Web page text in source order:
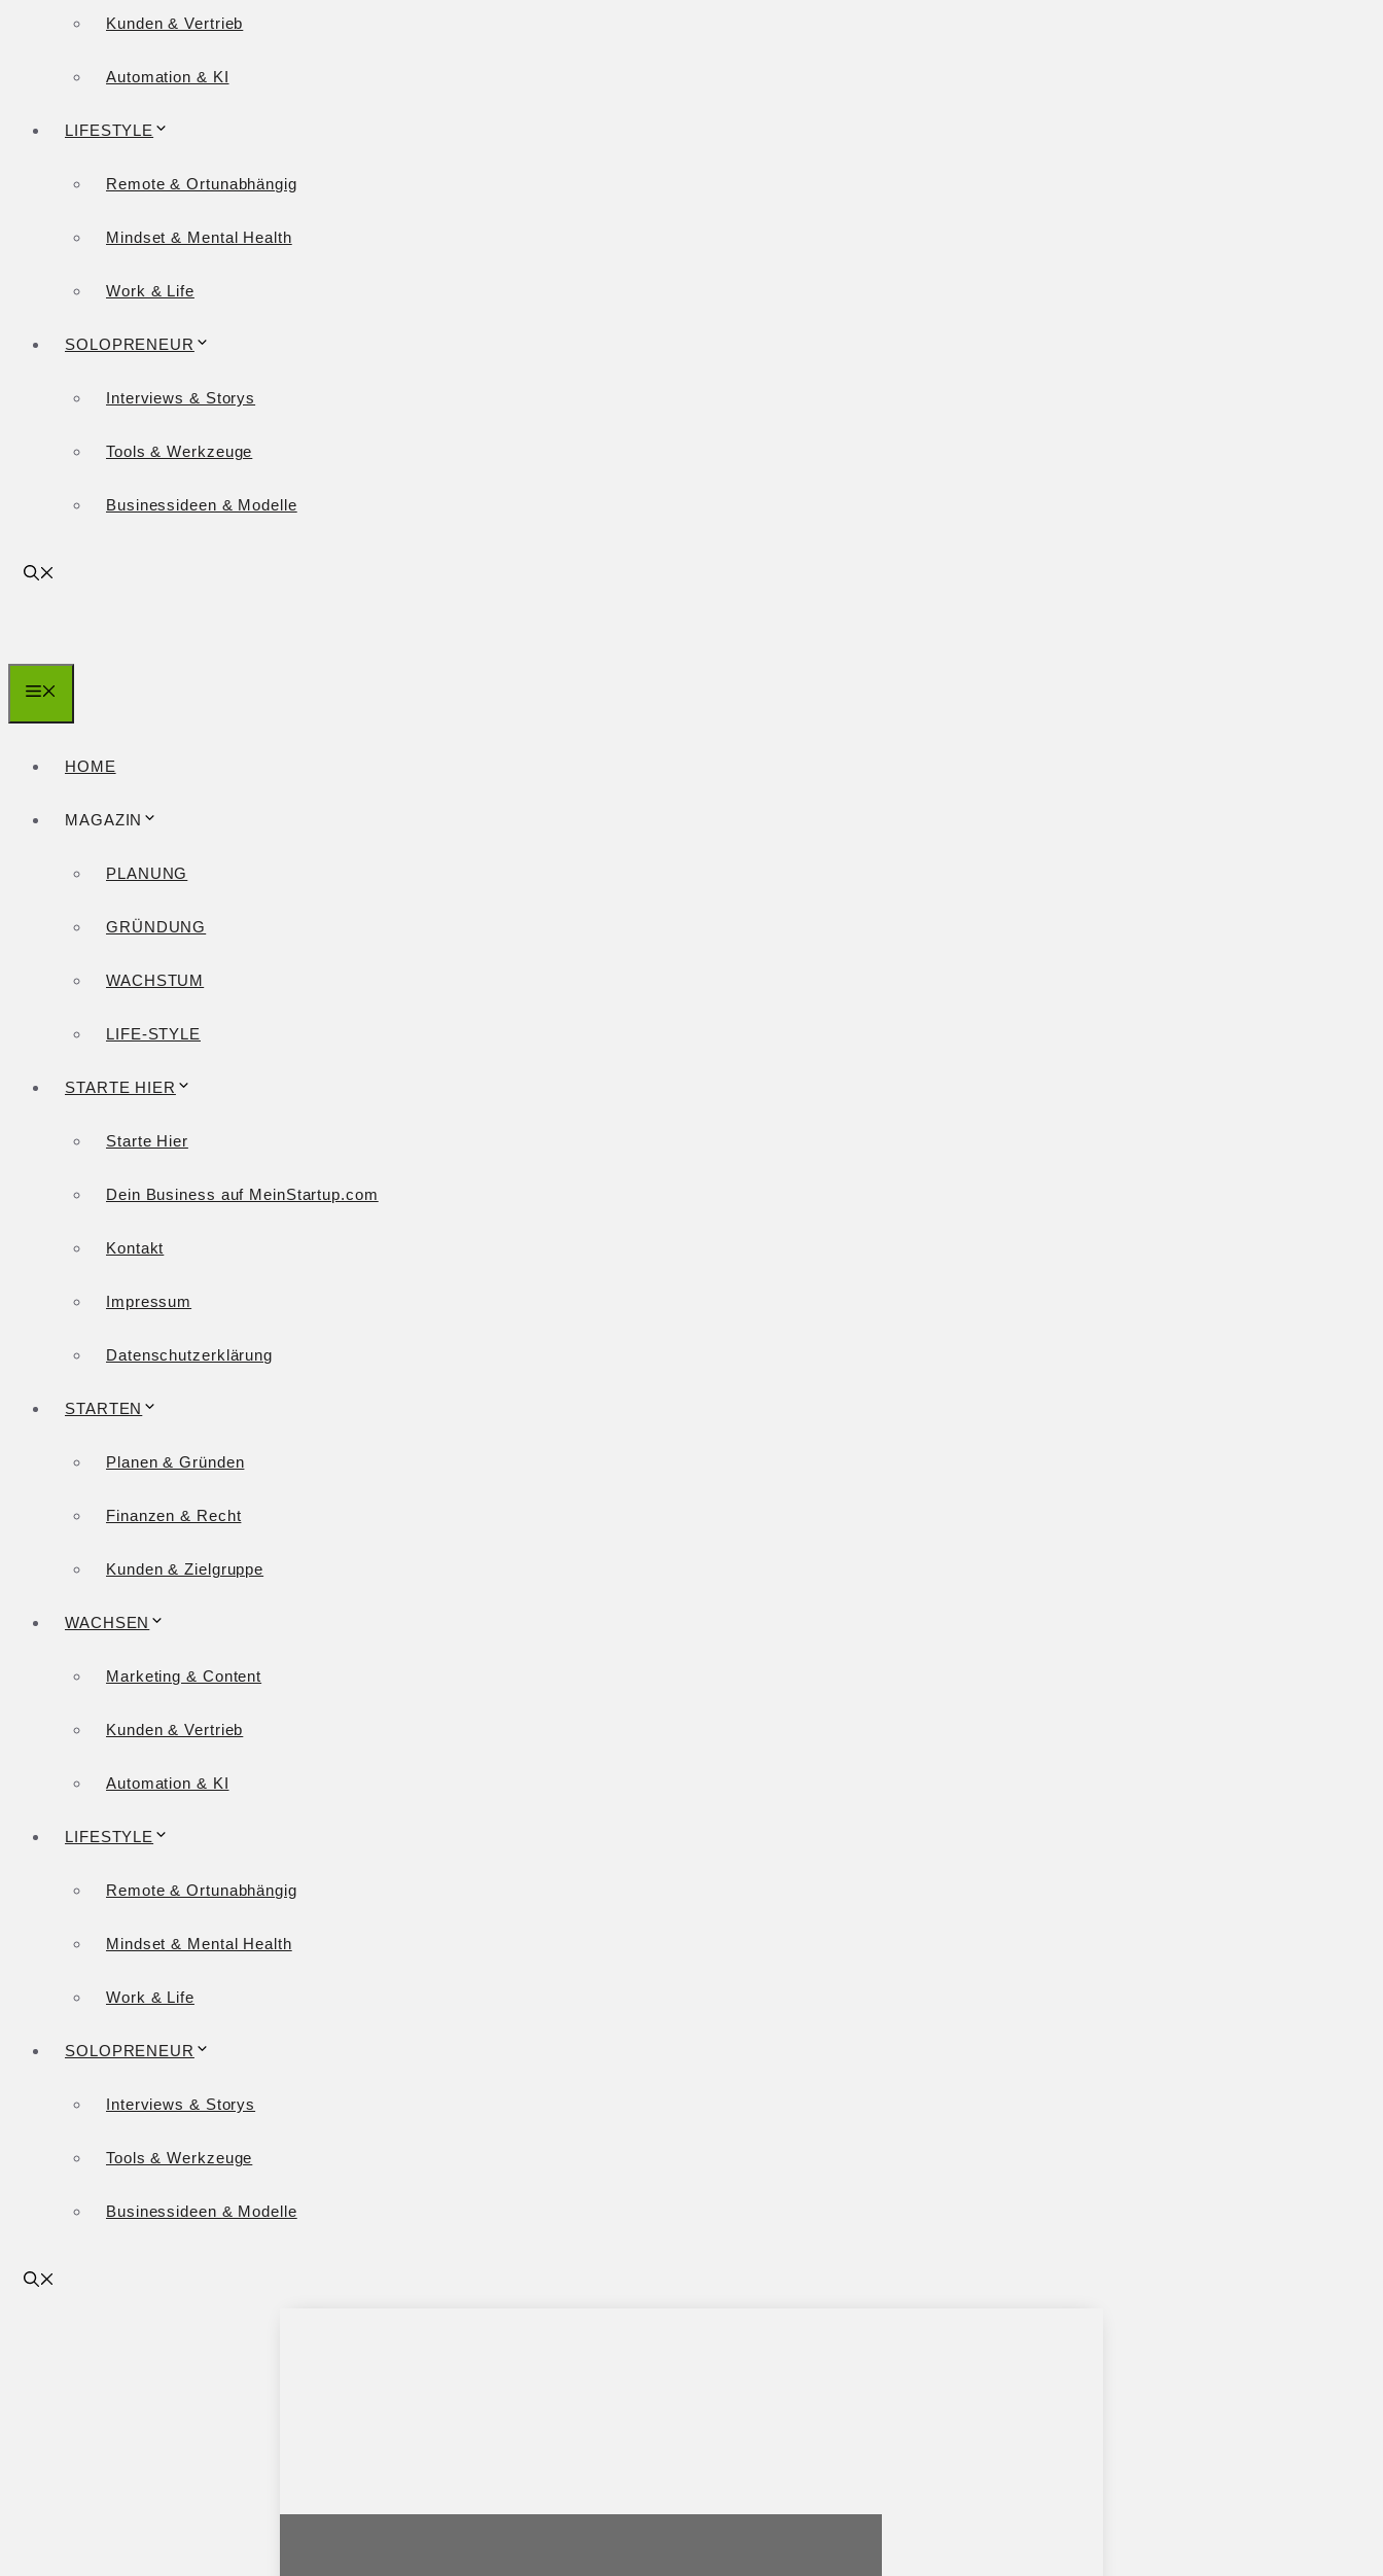
Kunden & Vertrieb
Automation & KI
LIFESTYLE
Remote & Ortunabhängig
Mindset & Mental Health
Work & Life
SOLOPRENEUR
Interviews & Storys
Tools & Werkzeuge
Businessideen & Modelle
HOME
MAGAZIN
PLANUNG
GRÜNDUNG
WACHSTUM
LIFE-STYLE
STARTE HIER
Starte Hier
Dein Business auf MeinStartup.com
Kontakt
Impressum
Datenschutzerklärung
STARTEN
Planen & Gründen
Finanzen & Recht
Kunden & Zielgruppe
WACHSEN
Marketing & Content
Kunden & Vertrieb
Automation & KI
LIFESTYLE
Remote & Ortunabhängig
Mindset & Mental Health
Work & Life
SOLOPRENEUR
Interviews & Storys
Tools & Werkzeuge
Businessideen & Modelle